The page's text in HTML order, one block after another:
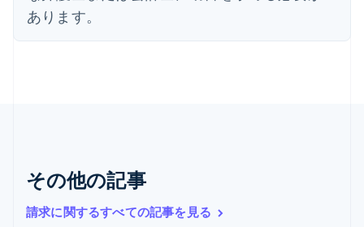
あります。
その他の記事
請求に関するすべての記事を見る
オランダ
Nederlands
ジブラルタル
English
シンガポール
English 简体中文